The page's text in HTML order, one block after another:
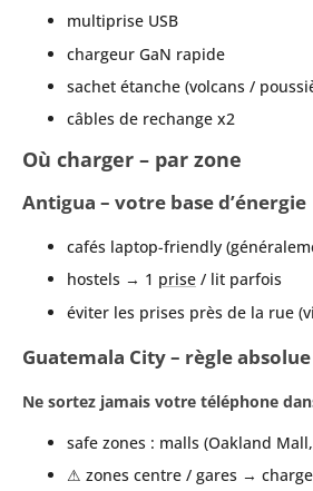
multiprise USB
chargeur GaN rapide
sachet étanche (volcans /
câbles de rechange x2
Où charger – par zone
Antigua – votre base d’énergie
cafés laptop-friendly
hostels → 1 prise / lit parfois
éviter les prises près de la rue
Guatemala City – règle absolue
Ne sortez jamais votre téléphone
safe zones : malls (Oakland
⚠ zones centre / gares →